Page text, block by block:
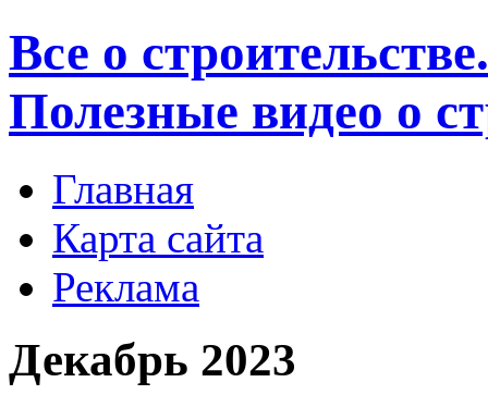
Все о
Полезные видео о
Главная
Карта сайта
Реклама
Декабрь 2023